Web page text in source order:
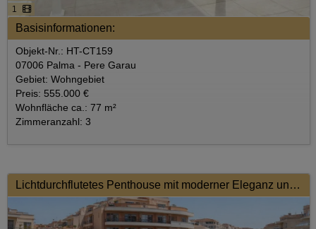
1
Basisinformationen:
Objekt-Nr.: HT-CT159
07006 Palma - Pere Garau
Gebiet: Wohngebiet
Preis: 555.000 €
Wohnfläche ca.: 77 m²
Zimmeranzahl: 3
Lichtdurchflutetes Penthouse mit moderner Eleganz und Weitblick über die Stadt